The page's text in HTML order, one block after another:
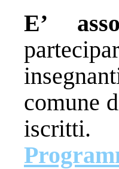
E’
comune
iscritti.